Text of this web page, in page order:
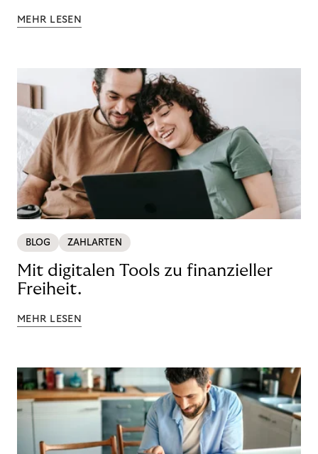
MEHR LESEN
BLOG ZAHLARTEN
Mit digitalen Tools zu finanzieller
Freiheit.
MEHR LESEN